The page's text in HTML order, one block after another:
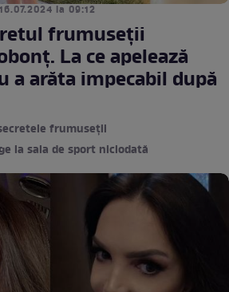
la 09:12
frumuseții
La ce apelează
a arăta impecabil după
frumuseții
la sala de sport niciodată